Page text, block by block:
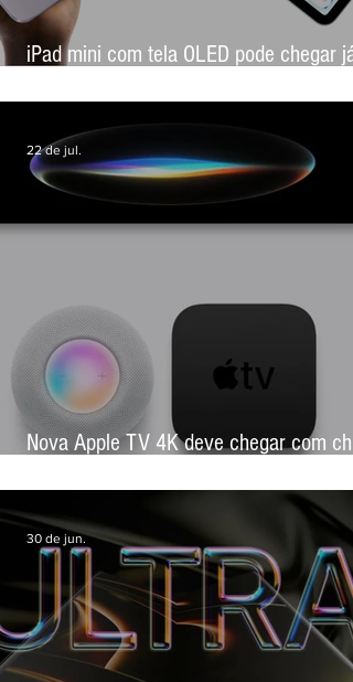
iPad mini com tela OLED pode chegar já
em outubro, aponta novo rumor
Nova Apple TV 4K deve chegar com chip
mais potente e foco em inteligência
artificial
30 de jun.